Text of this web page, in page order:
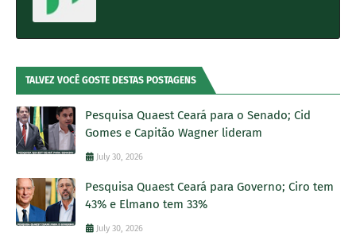
TALVEZ VOCÊ GOSTE DESTAS POSTAGENS
Pesquisa Quaest Ceará para o Senado; Cid
Gomes e Capitão Wagner lideram
July 30, 2026
Pesquisa Quaest Ceará para Governo; Ciro tem
43% e Elmano tem 33%
July 30, 2026